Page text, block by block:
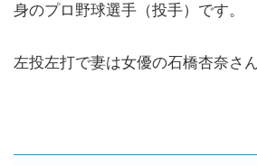
身のプロ野球選手（投手）です。
左投左打で妻は女優の石橋杏奈さん